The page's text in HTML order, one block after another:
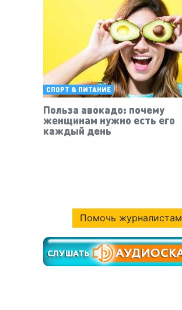
СПОРТ & ПИТАНИЕ
Польза авокадо: почему
женщинам нужно есть его
каждый день
Помочь журналистам